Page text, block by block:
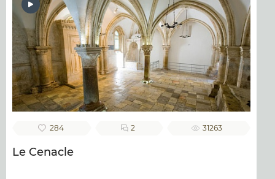
284 2 31263
Le Cenacle